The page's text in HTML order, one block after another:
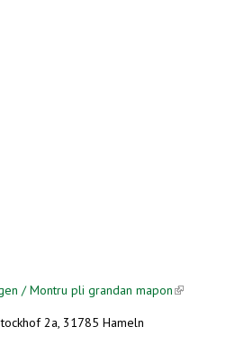
/ Montru pli grandan mapon(link is
2a, 31785 Hameln